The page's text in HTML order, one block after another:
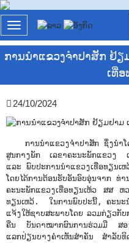
T
o
g
e
a
v
a
t
i
o
n
ການນຳແຂວງຈຳປາສັກ ຢ້
ເທື່
24/10/2024
ການນຳແຂວງຈຳປາສັກ ຊຶ່ງນຳ
ສູນກາງພັກ ເລຂາຄະນະພັກແຂວງ
ແລະ ພົບປະການນຳແຂວງເທື່ອທຽນ
ໂດຍໄດ້ການຕ້ອນຮັບອັນອົບອຸ່ນຈາກ
ຄະນະພັກແຂວງເທື່ອທຽນເຫ້ວ ສສ ຫ
ທຽນເຫວ້. ໃນການພົບປະນີ້, ຄະນະນໍ
ແຈ້ງໃຫ້ຊາບສະພາບໂດຍ ລວມກ່ຽວກັ
ຄືນ ບັນດາໝາກຜົນການຮ່ວມມື ສອ
ແລກປ່ຽນບາງຄຳເຫັນສຳຄັນ ສຳລັບ